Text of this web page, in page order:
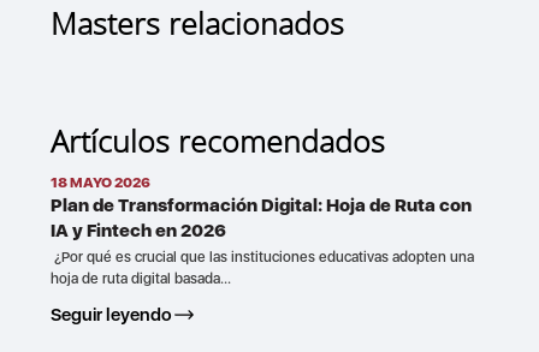
Masters relacionados
Artículos recomendados
18 MAYO 2026
Plan de Transformación Digital: Hoja de Ruta con
IA y Fintech en 2026
¿Por qué es crucial que las instituciones educativas adopten una
hoja de ruta digital basada...
Seguir leyendo